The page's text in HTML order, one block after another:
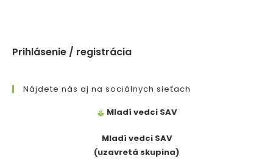
Prihlásenie / registrácia
Nájdete nás aj na sociálnych sieťach
Mladí vedci SAV
Mladí vedci SAV
(uzavretá skupina)